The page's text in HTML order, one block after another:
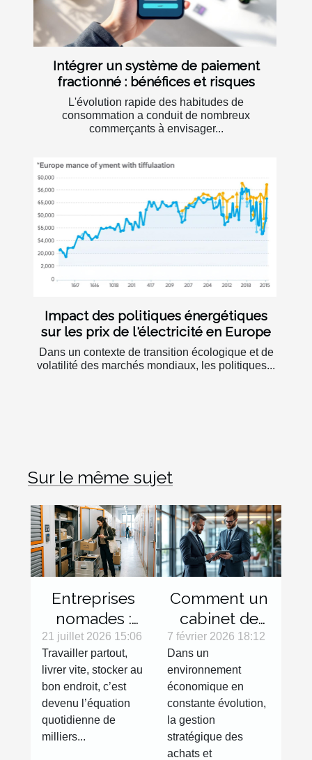
Intégrer un système de paiement
fractionné : bénéfices et risques
L'évolution rapide des habitudes de
consommation a conduit de nombreux
commerçants à envisager...
Impact des politiques énergétiques
sur les prix de l'électricité en Europe
Dans un contexte de transition écologique et de
volatilité des marchés mondiaux, les politiques...
Sur le même sujet
Entreprises
nomades :
quand la
réservation
de box
change la
donne
logistique
21 juillet 2026 15:06
Travailler partout,
livrer vite, stocker au
bon endroit, c’est
devenu l’équation
quotidienne de
milliers...
Comment un
cabinet de
conseil
renforce
efficacement
une stratégie
d'achat et
RSE ?
7 février 2026 18:12
Dans un
environnement
économique en
constante évolution,
la gestion
stratégique des
achats et